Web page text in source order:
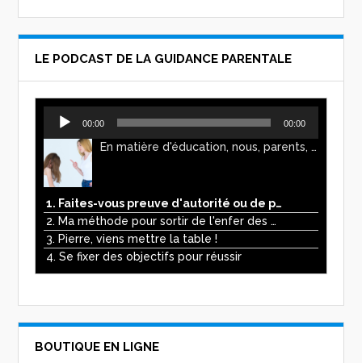
LE PODCAST DE LA GUIDANCE PARENTALE
Lecteur
audio
00:00 00:00
En matière d'éducation, nous, parents, avons l'impression de faire preuve d'autorité. Mais n'est-ce pas, parfois, plutôt un jeu de pouvoir ? Ce podcast vous permettra d'y voir plus clair !
1. Faites-vous preuve d'autorité ou de pouvoir avec vos enfants ?
2. Ma méthode pour sortir de l'enfer des écrans
3. Pierre, viens mettre la table !
4. Se fixer des objectifs pour réussir
BOUTIQUE EN LIGNE